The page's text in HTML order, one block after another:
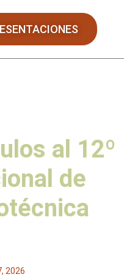
al 12º
de
2026